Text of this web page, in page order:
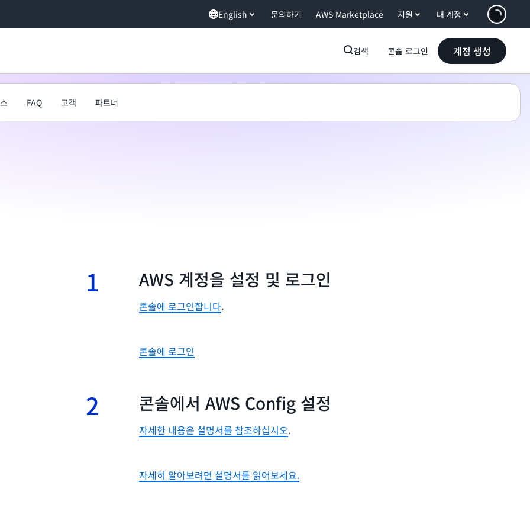
English 문의하기 AWS Marketplace 지원 내 계정
검색 콘솔 로그인 계정 생성
FAQ 고객 파트너
1 1.
AWS 계정을 설정 및 로그인
콘솔에 로그인합니다.
콘솔에 로그인
2 2.
콘솔에서 AWS Config 설정
자세한 내용은 설명서를 참조하십시오.
자세히 알아보려면 설명서를 읽어보세요.